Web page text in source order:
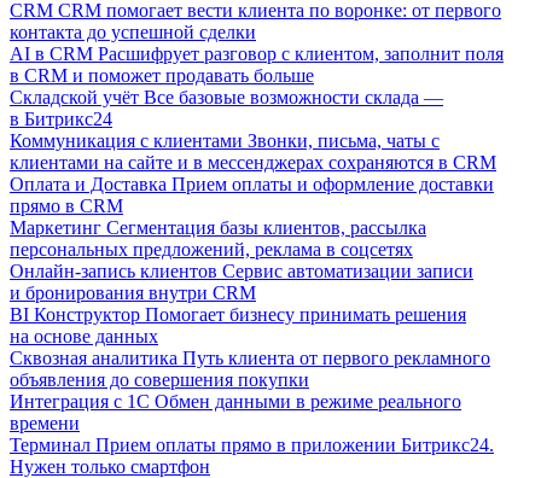
CRM CRM помогает вести клиента по воронке: от первого
контакта до успешной сделки
AI в CRM Расшифрует разговор с клиентом, заполнит поля
в CRM и поможет продавать больше
Складской учёт Все базовые возможности склада —
в Битрикс24
Коммуникация с клиентами Звонки, письма, чаты с
клиентами на сайте и в мессенджерах сохраняются в CRM
Оплата и Доставка Прием оплаты и оформление доставки
прямо в CRM
Маркетинг Сегментация базы клиентов, рассылка
персональных предложений, реклама в соцсетях
Онлайн-запись клиентов Сервис автоматизации записи
и бронирования внутри CRM
BI Конструктор Помогает бизнесу принимать решения
на основе данных
Сквозная аналитика Путь клиента от первого рекламного
объявления до совершения покупки
Интеграция с 1С Обмен данными в режиме реального
времени
Терминал Прием оплаты прямо в приложении Битрикс24.
Нужен только смартфон